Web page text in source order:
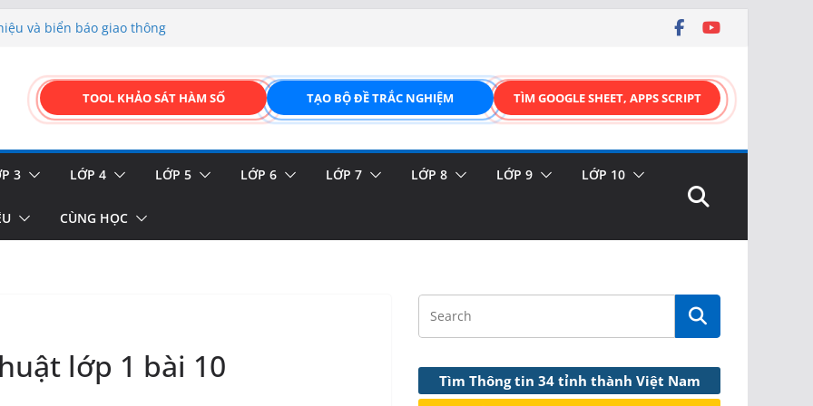
và biển báo giao thông
của thực vật
DIỆN ĐỈNH CAO &
TOOL KHẢO SÁT HÀM SỐ TẠO BỘ ĐỀ TRẮC NGHIỆM TÌM GOOGLE SHEET, APPS SCRIPT
3 LỚP 4 LỚP 5 LỚP 6 LỚP 7 LỚP 8 LỚP 9 LỚP 10
CÙNG HỌC
lớp 1 bài 10
Tìm Thông tin 34 tỉnh thành Việt Nam